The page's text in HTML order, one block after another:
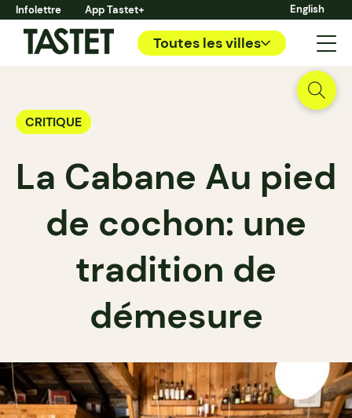
Infolettre App Tastet+ English
Toutes les villes
CRITIQUE
La Cabane Au pied
de cochon: une
tradition de
démesure